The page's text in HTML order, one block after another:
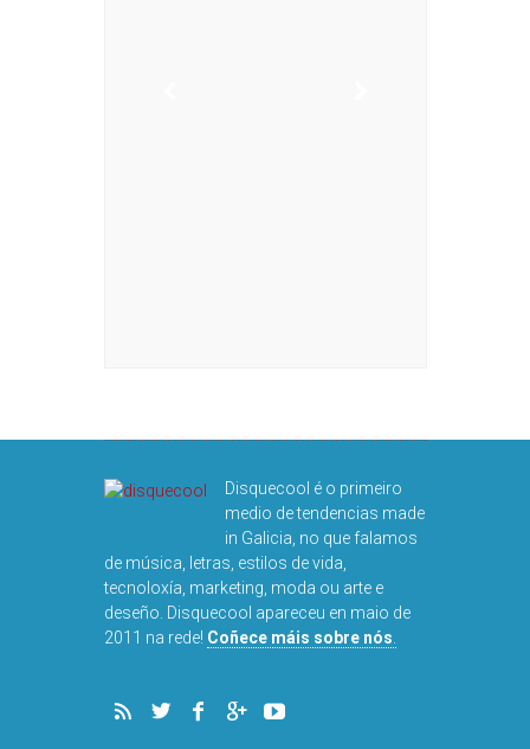
Disquecool é o primeiro
medio de tendencias made
in Galicia, no que falamos
de música, letras, estilos de vida,
tecnoloxía, marketing, moda ou arte e
deseño. Disquecool apareceu en maio de